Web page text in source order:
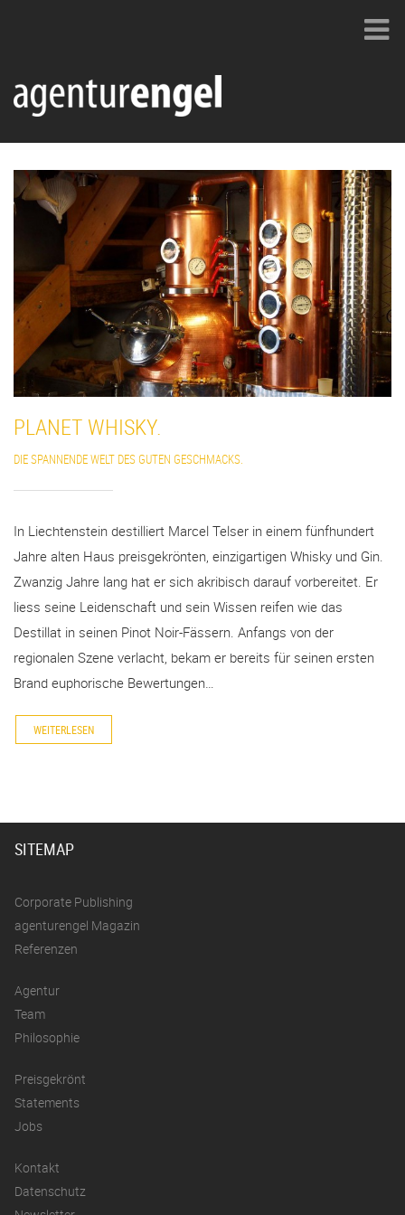
PLANET WHISKY.
DIE SPANNENDE WELT DES GUTEN GESCHMACKS.
In Liechtenstein destilliert Marcel Telser in einem fünfhundert
Jahre alten Haus preisgekrönten, einzigartigen Whisky und Gin.
Zwanzig Jahre lang hat er sich akribisch darauf vorbereitet. Er
liess seine Leidenschaft und sein Wissen reifen wie das
Destillat in seinen Pinot Noir-Fässern. Anfangs von der
regionalen Szene verlacht, bekam er bereits für seinen ersten
Brand euphorische Bewertungen…
WEITERLESEN
SITEMAP
Corporate Publishing
agenturengel Magazin
Referenzen
Agentur
Team
Philosophie
Preisgekrönt
Statements
Jobs
Kontakt
Datenschutz